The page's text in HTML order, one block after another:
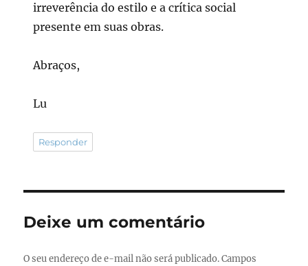
irreverência do estilo e a crítica social
presente em suas obras.
Abraços,
Lu
Responder
Deixe um comentário
O seu endereço de e-mail não será publicado. Campos